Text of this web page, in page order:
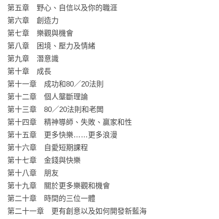
現代社會的最大風險是選擇太多、時間太少。本書透過365則關
於80/20思維的小提醒，邀請你一起將時間、精力和成就最大
化，打造值得擁有的快樂與成功人生。
第五章　野心、自信以及你的職涯
第六章　創造力
第七章　樂觀與機會
第八章　困境、壓力及情緒
第九章　潛意識
第十章　成長
第十一章　成功和80／20法則
第十二章　個人壟斷理論
第十三章　80／20法則和老闆
第十四章　精神導師、失敗、贏家和性
第十五章　更多快樂……更多浪漫
第十六章　自愛短期課程
第十七章　金錢與快樂
第十八章　朋友
第十九章　關於更多樂觀和機會
第二十章　時間的三位一體
第二十一章　更有創意以及如何開發新藍海